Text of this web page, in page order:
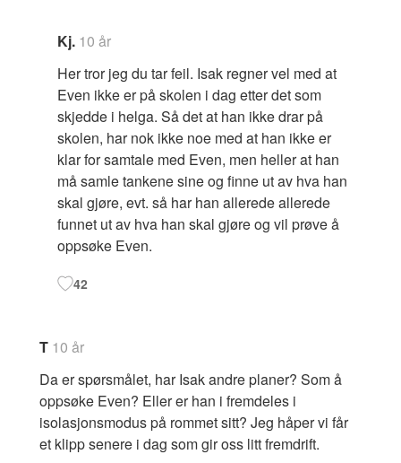
Kj. 10 år
Her tror jeg du tar feil. Isak regner vel med at
Even ikke er på skolen i dag etter det som
skjedde i helga. Så det at han ikke drar på
skolen, har nok ikke noe med at han ikke er
klar for samtale med Even, men heller at han
må samle tankene sine og finne ut av hva han
skal gjøre, evt. så har han allerede allerede
funnet ut av hva han skal gjøre og vil prøve å
oppsøke Even.
42
T 10 år
Da er spørsmålet, har Isak andre planer? Som å
oppsøke Even? Eller er han i fremdeles i
isolasjonsmodus på rommet sitt? Jeg håper vi får
et klipp senere i dag som gir oss litt fremdrift.